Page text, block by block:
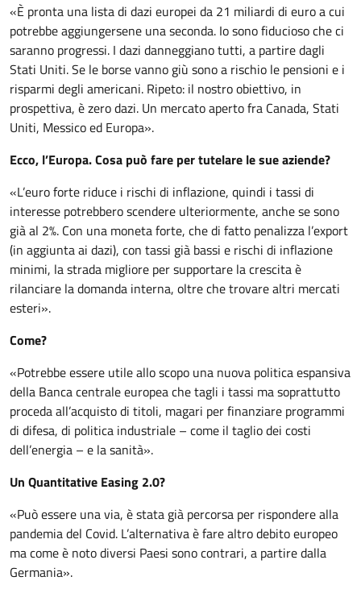
«È pronta una lista di dazi europei da 21 miliardi di euro a cui
potrebbe aggiungersene una seconda. Io sono fiducioso che ci
saranno progressi. I dazi danneggiano tutti, a partire dagli
Stati Uniti. Se le borse vanno giù sono a rischio le pensioni e i
risparmi degli americani. Ripeto: il nostro obiettivo, in
prospettiva, è zero dazi. Un mercato aperto fra Canada, Stati
Uniti, Messico ed Europa».
Ecco, l’Europa. Cosa può fare per tutelare le sue aziende?
«L’euro forte riduce i rischi di inflazione, quindi i tassi di
interesse potrebbero scendere ulteriormente, anche se sono
già al 2%. Con una moneta forte, che di fatto penalizza l’export
(in aggiunta ai dazi), con tassi già bassi e rischi di inflazione
minimi, la strada migliore per supportare la crescita è
rilanciare la domanda interna, oltre che trovare altri mercati
esteri».
Come?
«Potrebbe essere utile allo scopo una nuova politica espansiva
della Banca centrale europea che tagli i tassi ma soprattutto
proceda all’acquisto di titoli, magari per finanziare programmi
di difesa, di politica industriale – come il taglio dei costi
dell’energia – e la sanità».
Un Quantitative Easing 2.0?
«Può essere una via, è stata già percorsa per rispondere alla
pandemia del Covid. L’alternativa è fare altro debito europeo
ma come è noto diversi Paesi sono contrari, a partire dalla
Germania».